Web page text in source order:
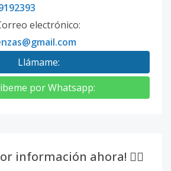
electrónico:
Llámame:
por Whatsapp:
información ahora! 👇🏽